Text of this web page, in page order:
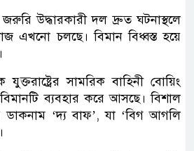
উদ্ধারকারী দল দ্রুত ঘটনাস্থলে
এখনো চলছে। বিমান বিধ্বস্ত হয়ে
সামরিক বাহিনী বোয়িং
বিমানটি ব্যবহার করে আসছে। বিশাল
‘দ্য বাফ’, যা ‘বিগ আগলি